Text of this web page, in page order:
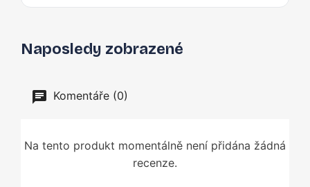
Naposledy zobrazené
Komentáře (0)
Na tento produkt momentálně není přidána žádná
recenze.